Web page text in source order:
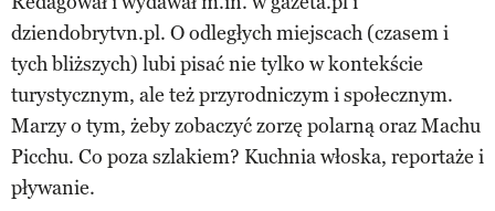
dziendobrytvn.pl. O odległych miejscach (czasem i
tych bliższych) lubi pisać nie tylko w kontekście
turystycznym, ale też przyrodniczym i społecznym.
Marzy o tym, żeby zobaczyć zorzę polarną oraz Machu
Picchu. Co poza szlakiem? Kuchnia włoska, reportaże i
pływanie.